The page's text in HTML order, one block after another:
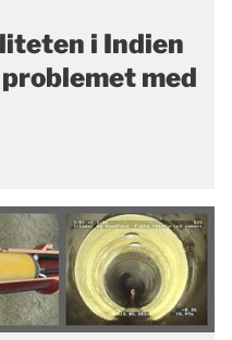
i Indien
med